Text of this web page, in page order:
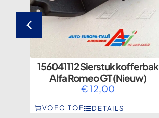
156041112 Sierstuk kofferbak
Alfa Romeo GT (Nieuw)
€12,00
VOEG TOE DETAILS